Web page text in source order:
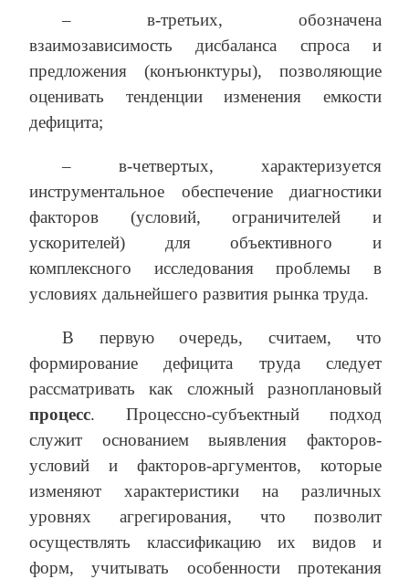
– в-третьих, обозначена
взаимозависимость дисбаланса спроса и
предложения (конъюнктуры), позволяющие
оценивать тенденции изменения емкости
дефицита;
– в-четвертых, характеризуется
инструментальное обеспечение диагностики
факторов (условий, ограничителей и
ускорителей) для объективного и
комплексного исследования проблемы в
условиях дальнейшего развития рынка труда.
В первую очередь, считаем, что
формирование дефицита труда следует
рассматривать как сложный разноплановый
процесс. Процессно-субъектный подход
служит основанием выявления факторов-
условий и факторов-аргументов, которые
изменяют характеристики на различных
уровнях агрегирования, что позволит
осуществлять классификацию их видов и
форм, учитывать особенности протекания